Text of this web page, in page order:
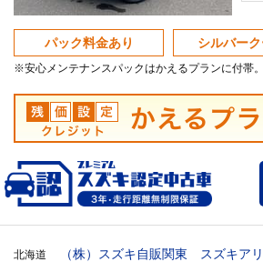
パック料金あり シルバー
※安心メンテナンスパックはかえるプランに付帯
北海道 （株）スズキ自販関東 スズキア